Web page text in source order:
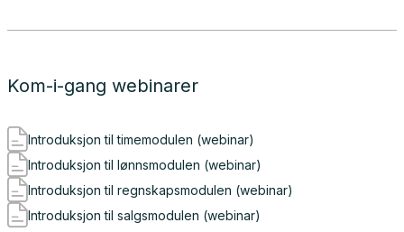
Kom-i-gang webinarer
Introduksjon til timemodulen (webinar)
Introduksjon til lønnsmodulen (webinar)
Introduksjon til regnskapsmodulen (webinar)
Introduksjon til salgsmodulen (webinar)